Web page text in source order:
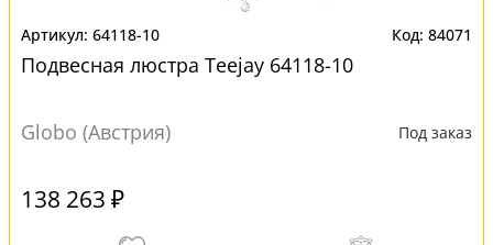
64118-10 84071
Подвесная люстра Teejay 64118-10
Globo (Австрия) Под заказ
138 263 ₽